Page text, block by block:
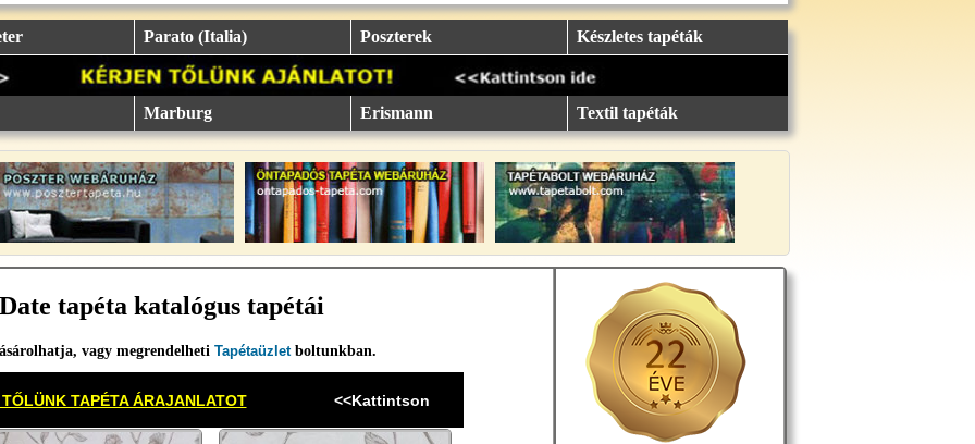
Parato (Italia) Poszterek Készletes tapéták
Marburg Erismann Textil tapéták
tapéta katalógus tapétái
vagy megrendelheti Tapétaüzlet boltunkban.
TAPÉTA ÁRAJANLATOT <<Kattintson